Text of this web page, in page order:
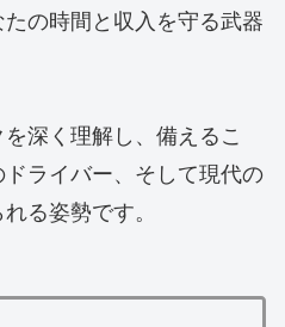
の時間と収入を守る武器
を深く理解し、備えるこ
ライバー、そして現代の
る姿勢です。